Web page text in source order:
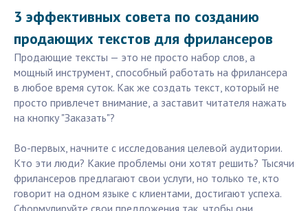
3 эффективных совета по созданию
продающих текстов для фрилансеров
Продающие тексты — это не просто набор слов, а
мощный инструмент, способный работать на фрилансера
в любое время суток. Как же создать текст, который не
просто привлечет внимание, а заставит читателя нажать
на кнопку "Заказать"?
Во-первых, начните с исследования целевой аудитории.
Кто эти люди? Какие проблемы они хотят решить? Тысячи
фрилансеров предлагают свои услуги, но только те, кто
говорит на одном языке с клиентами, достигают успеха.